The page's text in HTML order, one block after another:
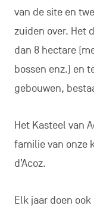
van de site en
zuiden over. Het
dan 8 hectare
bossen enz.) en
gebouwen,
Het Kasteel van
familie van onze
d’Acoz.
Elk jaar doen